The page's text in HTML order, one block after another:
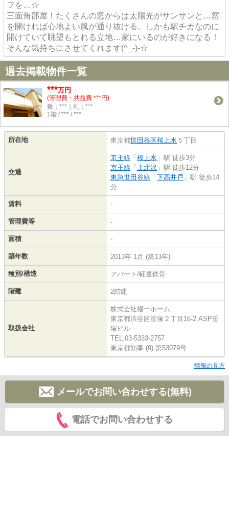
フを…☆
三面角部屋！たくさんの窓からは太陽光がサンサンと…窓
を開ければ心地よい風が通り抜ける。しかも駅チカなのに
開けていて眺望もとれる立地…家にいるのが好きになる！
そんな気持ちにさせてくれます(^_-)-☆
過去掲載物件一覧
***万円
(管理費・共益費 ***円)
敷：***｜礼：***
1階 / *** / ***
所在地 東京都世田谷区桜上水 ５丁目
交通
京王線 「 桜上水 」駅 徒歩3分
京王線 「 上北沢 」駅 徒歩12分
東急世田谷線 「 下高井戸 」駅 徒歩14
分
賃料 -
管理費等 -
面積 -
築年数 2013年 1月 (築13年)
種別/構造 アパート/軽量鉄骨
階建 2階建
取扱会社
株式会社福一ホーム
東京都渋谷区笹塚２丁目16-2 ASP笹
塚ビル
TEL:03-5333-2757
東京都知事 (9) 第53079号
情報の見方
メールでお問い合わせする(無料)
電話でお問い合わせする